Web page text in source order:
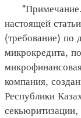
"Примечание.
настоящей
(требование) по
микрокредита,
компания,
Республики